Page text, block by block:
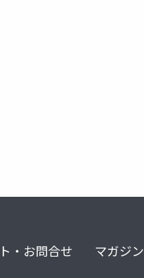
・お問合せ マガジン